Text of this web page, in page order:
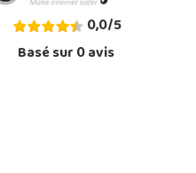
0,0/5
Basé sur0avis